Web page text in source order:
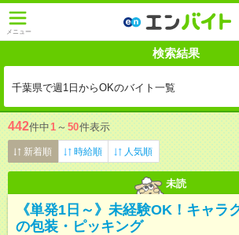
メニュー
検索結果
千葉県で週1日からOKのバイト一覧
442件中1 ～ 50件表示
新着順 時給順 人気順
未読
《単発1日～》未経験OK！キャラ
の包装・ピッキング